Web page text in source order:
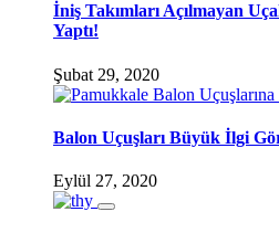
İniş Takımları Açılmayan
Yaptı!
Şubat 29, 2020
Balon Uçuşları Büyük İlgi
Eylül 27, 2020